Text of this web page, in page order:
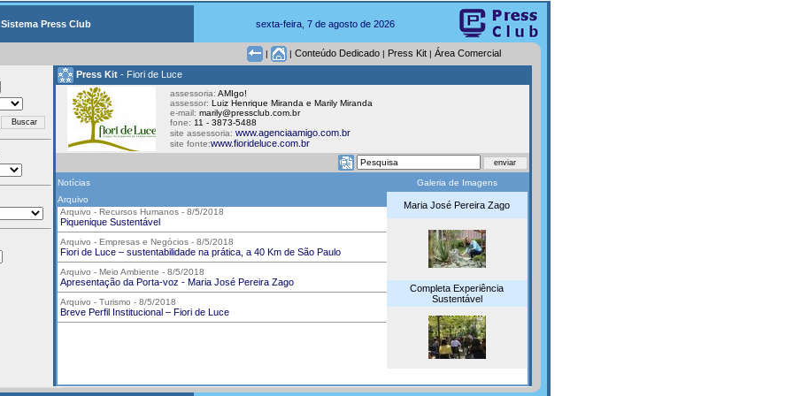
Sistema Press Club sexta-feira, 7 de agosto de 2026
| | Conteúdo Dedicado| Press Kit| Área Comercial
Press Kit - Fiori de Luce
assessoria: AMIgo!
assessor: Luiz Henrique Miranda e Marily Miranda
e-mail: marily@pressclub.com.br
fone: 11 - 3873-5488
site assessoria: www.agenciaamigo.com.br
site fonte:www.fiorideluce.com.br
Notícias
Galeria de Imagens
Arquivo
Arquivo - Recursos Humanos - 8/5/2018
Piquenique Sustentável
Arquivo - Empresas e Negócios - 8/5/2018
Fiori de Luce – sustentabilidade na prática, a 40 Km de São Paulo
Arquivo - Meio Ambiente - 8/5/2018
Apresentação da Porta-voz - Maria José Pereira Zago
Arquivo - Turismo - 8/5/2018
Breve Perfil Institucional – Fiori de Luce
Maria José Pereira Zago
Completa Experiência
Sustentável